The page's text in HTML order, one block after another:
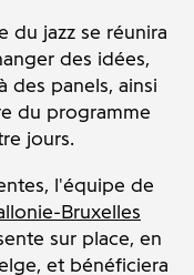
du jazz se réunira
des idées,
des panels, ainsi
du programme
jours.
l'équipe de
Bruxelles
sur place, en
et bénéficiera